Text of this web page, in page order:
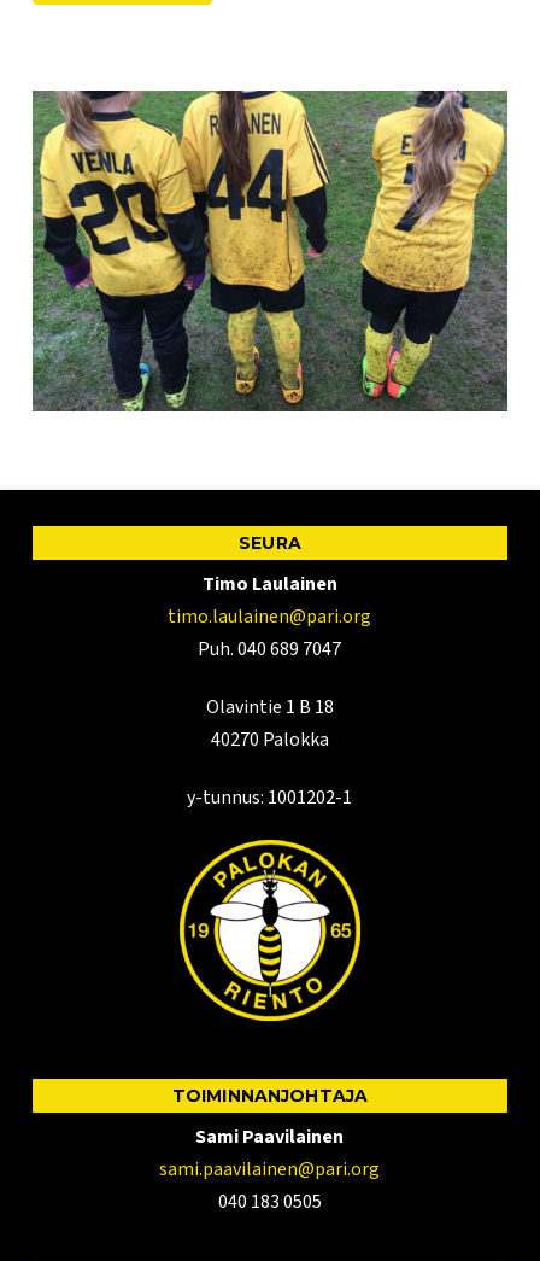
SEURA
Timo Laulainen
timo.laulainen@pari.org
Puh. 040 689 7047
Olavintie 1 B 18
40270 Palokka
y-tunnus: 1001202-1
TOIMINNANJOHTAJA
Sami Paavilainen
sami.paavilainen@pari.org
040 183 0505